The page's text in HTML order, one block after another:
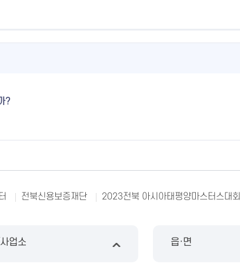
?
전북신용보증재단 2023전북 아시아태평양마스터스대회
업소 읍·면